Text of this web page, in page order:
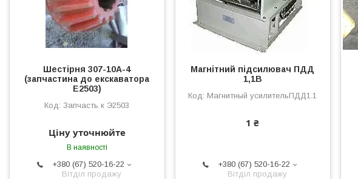
Шестірня 307-10А-4
(запчастина до екскаватора
Е2503)
Запчасть к Э2503
Ціну уточнюйте
В наявності
+380 (67) 520-16-22
Вітділ продажу
Магнітний підсилювач ПДД
1,1В
Магнитный усилительПДД1.1
1 ₴
+380 (67) 520-16-22
Вітділ продажу